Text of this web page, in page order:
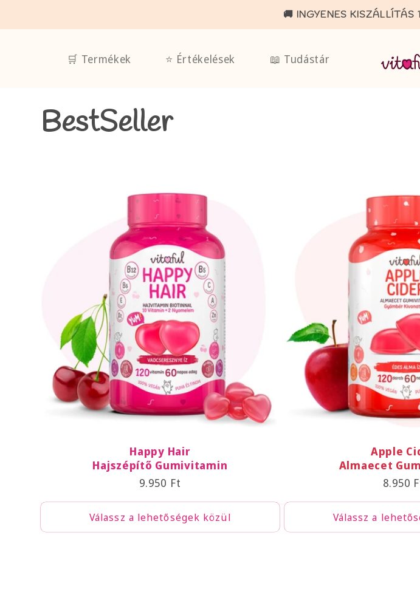
🚚 INGYENES
🛒 Termékek ⭐ Értékelések 📖 Tudástár
K
BestSeller
Happy Hair
Hajszépítő Gumivitamin
Normál
ár
9.950 Ft
Válassz a lehetőségek közül
Apple
Almaecet
ár
8.950
Válassz a